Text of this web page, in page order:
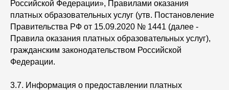
Российской Федерации», Правилами оказания
платных образовательных услуг (утв. Постановление
Правительства РФ от 15.09.2020 № 1441 (далее -
Правила оказания платных образовательных услуг),
гражданским законодательством Российской
Федерации.
3.7. Информация о предоставлении платных